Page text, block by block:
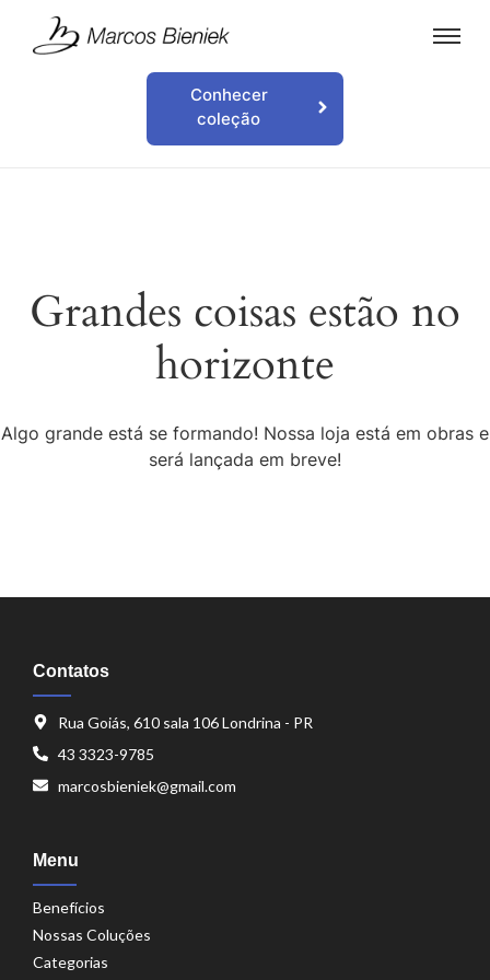
Conhecer
coleção
Grandes coisas estão no
horizonte
Algo grande está se formando! Nossa loja está em obras e
será lançada em breve!
Contatos
Rua Goiás, 610 sala 106 Londrina - PR
43 3323-9785
marcosbieniek@gmail.com
Menu
Benefícios
Nossas Coluções
Categorias